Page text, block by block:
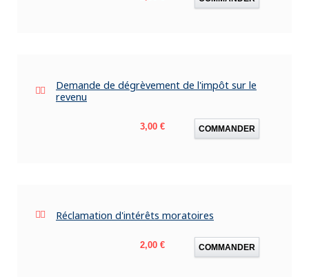
Demande de dégrèvement de l'impôt sur le
revenu
Prix
3,00 € COMMANDER
Réclamation d'intérêts moratoires
Prix
2,00 € COMMANDER